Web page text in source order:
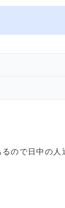
ので日中の